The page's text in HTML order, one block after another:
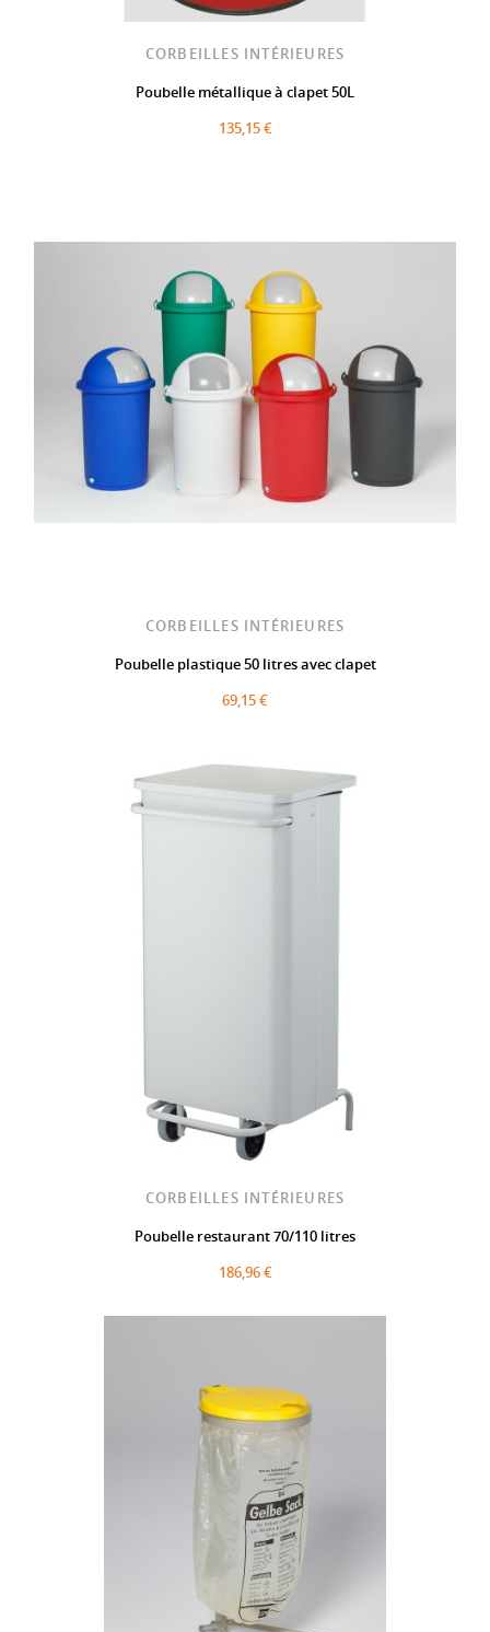
CORBEILLES INTÉRIEURES
Poubelle métallique à clapet 50L
135,15 €
CORBEILLES INTÉRIEURES
Poubelle plastique 50 litres avec clapet
69,15 €
CORBEILLES INTÉRIEURES
Poubelle restaurant 70/110 litres
186,96 €